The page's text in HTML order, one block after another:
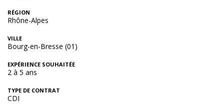
RÉGION
Rhône-Alpes
VILLE
Bourg-en-Bresse (01)
EXPÉRIENCE SOUHAITÉE
2 à 5 ans
TYPE DE CONTRAT
CDI